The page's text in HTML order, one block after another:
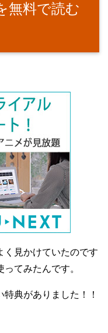
無料で読む
く見かけていたのです
てみたんです。
典がありました！！